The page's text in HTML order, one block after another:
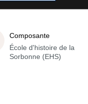
Composante
École d'histoire de la
Sorbonne (EHS)